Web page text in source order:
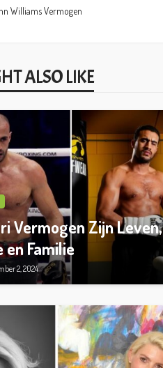
Williams Vermogen
ALSO LIKE
Vermogen Zijn Leven,
Familie
2, 2024